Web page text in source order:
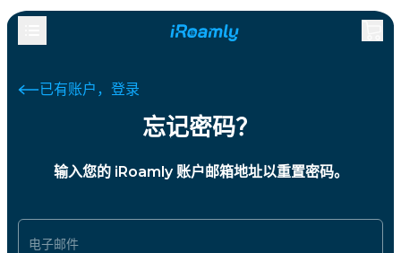
已有账户，登录
忘记密码？
输入您的 iRoamly 账户邮箱地址以重置密码。
电子邮件